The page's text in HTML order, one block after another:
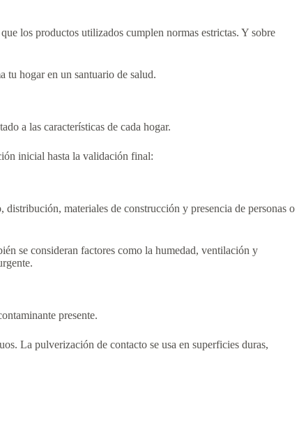
los productos utilizados cumplen normas estrictas. Y sobre
tu hogar en un santuario de salud.
a las características de cada hogar.
inicial hasta la validación final:
materiales de construcción y presencia de personas o
se consideran factores como la humedad, ventilación y
presente.
La pulverización de contacto se usa en superficies duras,